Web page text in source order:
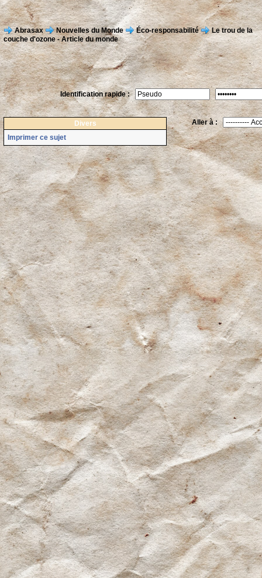
Abrasax Nouvelles du Monde Éco-responsabilité
Le trou de la
couche d'ozone - Article du monde
Identification rapide :
Divers
Imprimer ce sujet
Aller à :